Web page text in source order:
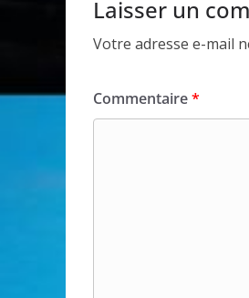
Laisser un
Votre adresse e-mail
Commentaire*